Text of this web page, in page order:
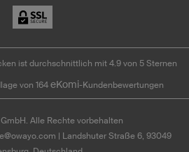
ist durchschnittlich mit 4.9 von 5 Sternen
von 164 eKomi-Kundenbewertungen
Alle Rechte vorbehalten
| Landshuter Straße 6, 93049